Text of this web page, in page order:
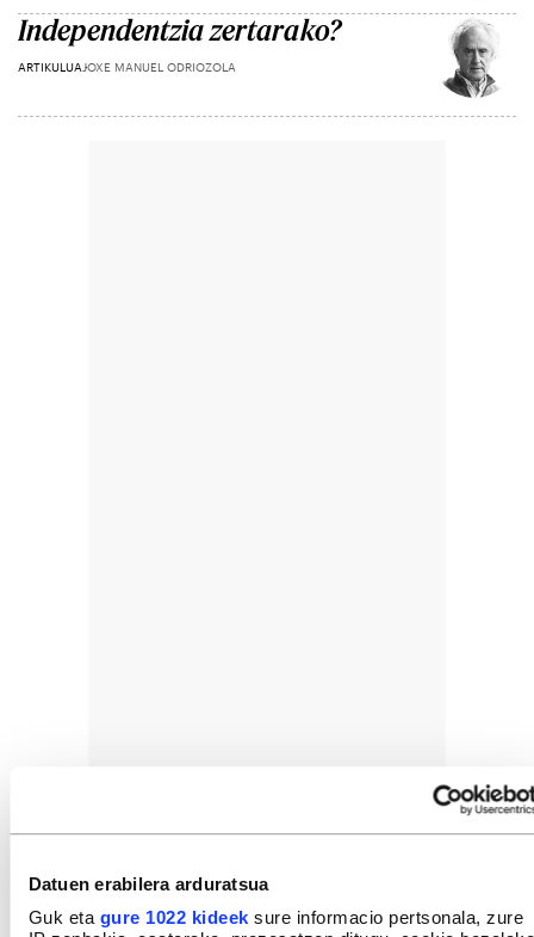
Datuen erabilera arduratsua
Guk eta gure 1022 kideek sure informacio pertsonala, zure
Independentzia zertarako?
ARTIKULUA JOXE MANUEL ODRIOZOLA